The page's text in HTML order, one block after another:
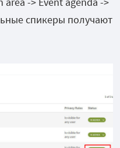
спикеры получают